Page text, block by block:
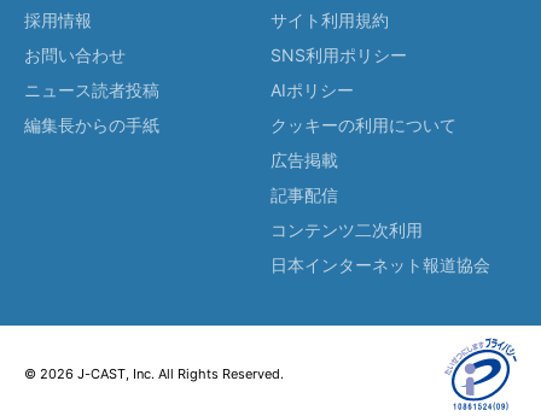
採用情報
お問い合わせ
ニュース読者投稿
編集長からの手紙
サイト利用規約
SNS利用ポリシー
AIポリシー
クッキーの利用について
広告掲載
記事配信
コンテンツ二次利用
日本インターネット報道協会
© 2026 J-CAST, Inc. All Rights Reserved.